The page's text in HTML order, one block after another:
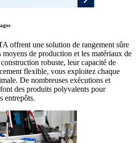
offrent une solution de rangement sûre
de production et les matériaux de
robuste, leur capacité de
flexible, vous exploitez chaque
De nombreuses exécutions et
des produits polyvalents pour
entrepôts.